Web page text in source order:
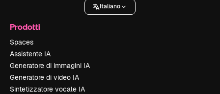
Italiano
Prodotti
Spaces
Assistente IA
Generatore di immagini IA
Generatore di video IA
Sintetizzatore vocale IA